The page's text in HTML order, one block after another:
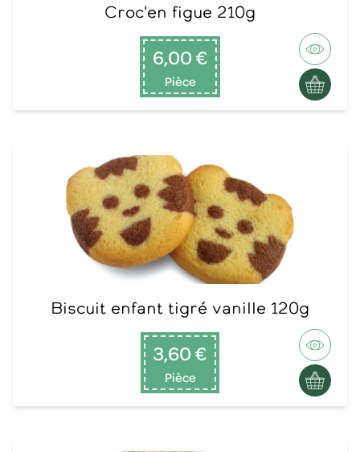
Croc'en figue 210g
6,00 €
Pièce
Biscuit enfant tigré vanille 120g
3,60 €
Pièce